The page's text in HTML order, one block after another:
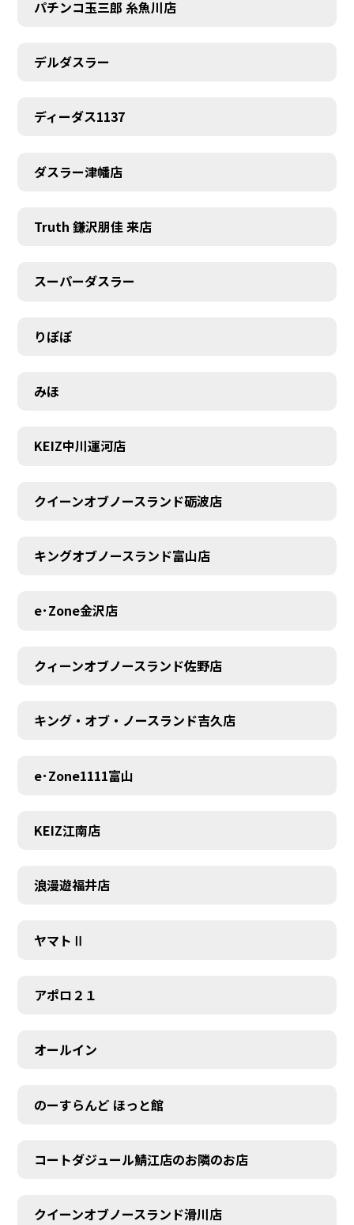
パチンコ玉三郎 糸魚川店
デルダスラー
ディーダス1137
ダスラー津幡店
Truth 鎌沢朋佳 来店
スーパーダスラー
りぽぽ
みほ
KEIZ中川運河店
クイーンオブノースランド砺波店
キングオブノースランド富山店
e･Zone金沢店
クィーンオブノースランド佐野店
キング・オブ・ノースランド吉久店
e･Zone1111富山
KEIZ江南店
浪漫遊福井店
ヤマトⅡ
アポロ２１
オールイン
のーすらんど ほっと館
コートダジュール鯖江店のお隣のお店
クイーンオブノースランド滑川店